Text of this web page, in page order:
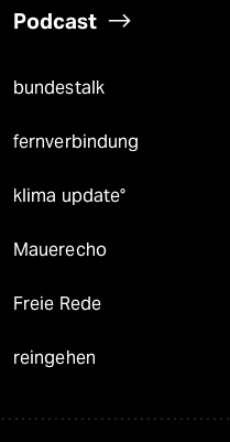
Podcast
bundestalk
fernverbindung
klima update°
Mauerecho
Freie Rede
reingehen